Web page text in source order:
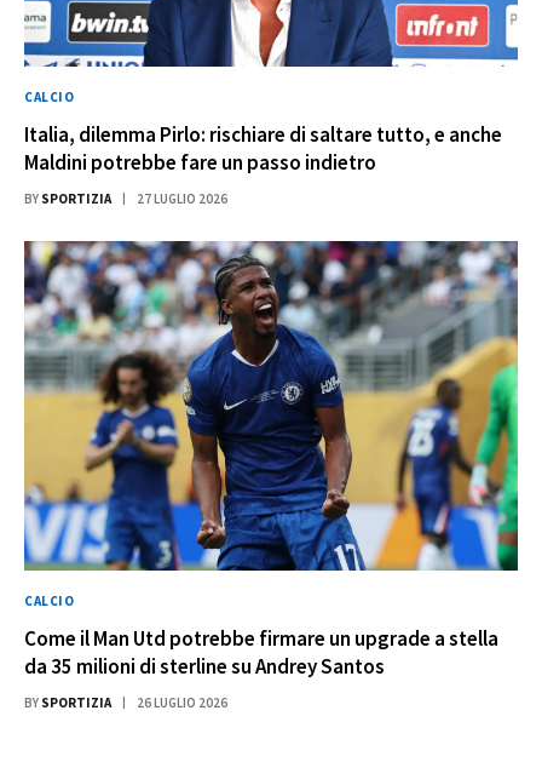
CALCIO
Italia, dilemma Pirlo: rischiare di saltare tutto, e anche
Maldini potrebbe fare un passo indietro
BY SPORTIZIA 27 LUGLIO 2026
CALCIO
Come il Man Utd potrebbe firmare un upgrade a stella
da 35 milioni di sterline su Andrey Santos
BY SPORTIZIA 26 LUGLIO 2026